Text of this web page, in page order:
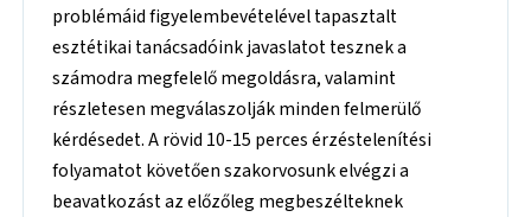
problémáid figyelembevételével tapasztalt
esztétikai tanácsadóink javaslatot tesznek a
számodra megfelelő megoldásra, valamint
részletesen megválaszolják minden felmerülő
kérdésedet. A rövid 10-15 perces érzéstelenítési
folyamatot követően szakorvosunk elvégzi a
beavatkozást az előzőleg megbeszélteknek